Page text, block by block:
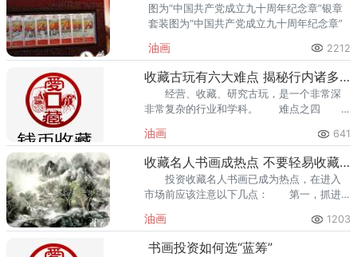
图为“中国共产党成立九十周年纪念章”银章
套装图为“中国共产党成立九十周年纪念章”
油画 2212
收藏古玩有六大难点 揭秘行内诸多规矩习惯
经营、收藏、研究古玩，是一个非常深
非常复杂的行业和学科。 难点之四
油画 641
收藏名人书画成热点 不要轻易收藏名人作品
投资收藏名人书画已成为热点，在进入
市场前应该注意以下几点： 第一，抓进
油画 1203
书画投资如何选“蓝筹”